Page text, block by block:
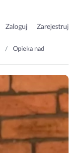
Zaloguj Zarejestruj
Opieka nad